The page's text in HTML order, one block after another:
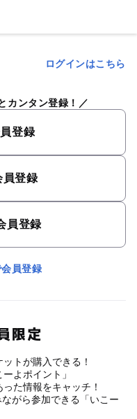
ログインはこちら
カンタン登録！
登録
登録
員登録
員登録
限定
がら参加できる「いこー